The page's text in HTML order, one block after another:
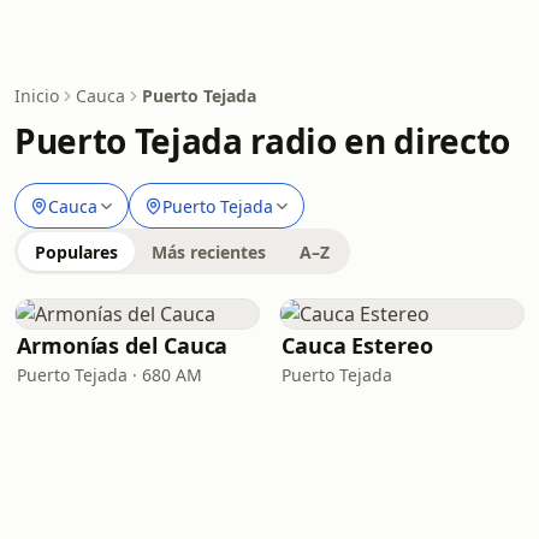
Inicio Cauca Puerto Tejada
Puerto Tejada radio en directo
Cauca Puerto Tejada
Populares Más recientes A–Z
Armonías del Cauca
Puerto Tejada · 680 AM
Cauca Estereo
Puerto Tejada